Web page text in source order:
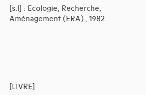
[s.l] : Ecologie, Recherche,
Aménagement (ERA) , 1982
[LIVRE]